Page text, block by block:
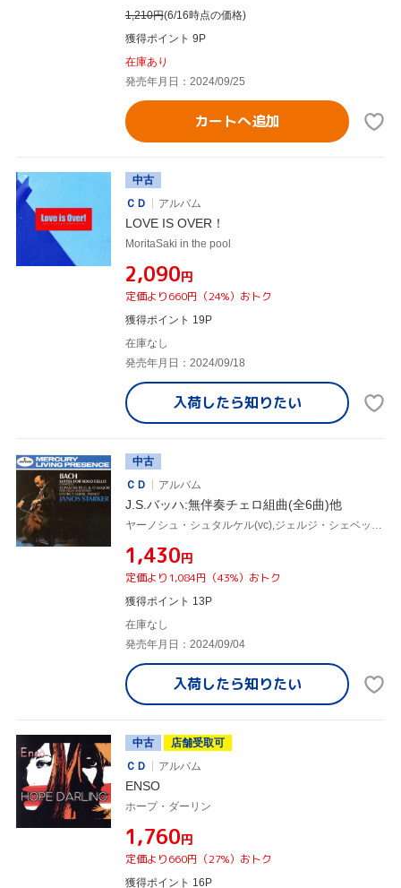
1,210円(6/16時点の価格)
獲得ポイント 9P
在庫あり
発売年月日：2024/09/25
カートへ追加
中古
ＣＤ
アルバム
LOVE IS OVER！
MoritaSaki in the pool
¥2,090円
定価より660円（24%）おトク
獲得ポイント 19P
在庫なし
発売年月日：2024/09/18
入荷したら知りたい
中古
ＣＤ
アルバム
J.S.バッハ:無伴奏チェロ組曲(全6曲)他
ヤーノシュ・シュタルケル(vc),ジェルジ・シェベック(p)
¥1,430円
定価より1,084円（43%）おトク
獲得ポイント 13P
在庫なし
発売年月日：2024/09/04
入荷したら知りたい
中古
店舗受取可
ＣＤ
アルバム
ENSO
ホープ・ダーリン
¥1,760円
定価より660円（27%）おトク
獲得ポイント 16P